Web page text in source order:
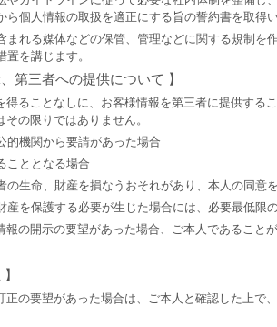
ら個人情報の取扱を適正にする旨の誓約書を取得い
まれる媒体などの保管、管理などに関する規制を
置を講じます。
第三者への提供について 】
得ることなしに、お客様情報を第三者に提供する
の限りではありません。
的機関から要請があった場合
こととなる場合
の生命、財産を損なうおそれがあり、本人の同意
産を保護する必要が生じた場合には、必要最低限
報の開示の要望があった場合、ご本人であること
正の要望があった場合は、ご本人と確認した上で